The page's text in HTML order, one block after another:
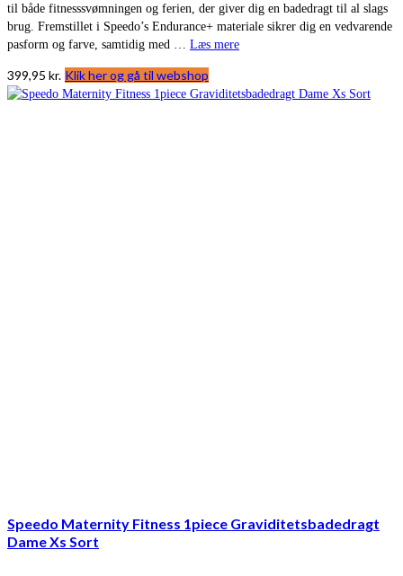
til både fitnesssvømningen og ferien, der giver dig en badedragt til al slags
brug. Fremstillet i Speedo’s Endurance+ materiale sikrer dig en vedvarende
pasform og farve, samtidig med … Læs mere
399,95 kr. Klik her og gå til webshop
Speedo Maternity Fitness 1piece Graviditetsbadedragt
Dame Xs Sort